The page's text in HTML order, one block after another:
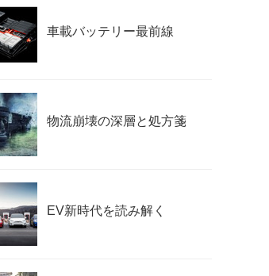
車載バッテリー最前線
物流崩壊の深層と処方箋
EV新時代を読み解く